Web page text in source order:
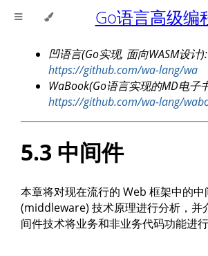
Go语言高级编
凹语言(Go实现, 面向WASM设计):
https://github.com/wa-lang/wa
WaBook(Go语言实现的MD电子
https://github.com/wa-lang/
5.3 中间件
本章将对现在流行的 Web 框架中的中
(middleware) 技术原理进行分析，并
间件技术将业务和非业务代码功能进行